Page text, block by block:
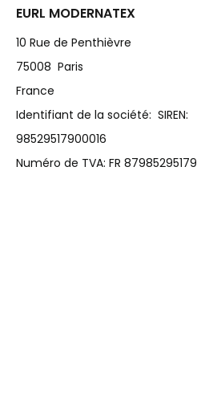
EURL MODERNATEX
10 Rue de Penthièvre
75008 Paris
France
Identifiant de la société: SIREN:
98529517900016
Numéro de TVA: FR 87985295179